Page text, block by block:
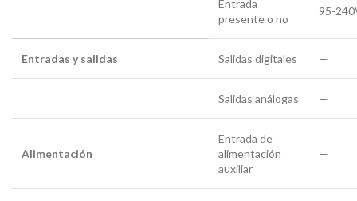
Entrada
presente o no
95-
Entradas y salidas Salidas digitales —
Salidas análogas —
Alimentación
Entrada de
alimentación
auxiliar
—